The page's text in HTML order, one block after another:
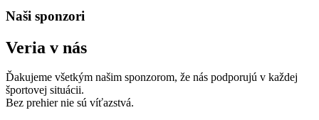
Naši sponzori
Veria v nás
Ďakujeme všetkým našim sponzorom, že nás podporujú v každej
športovej situácii.
Bez prehier nie sú víťazstvá.